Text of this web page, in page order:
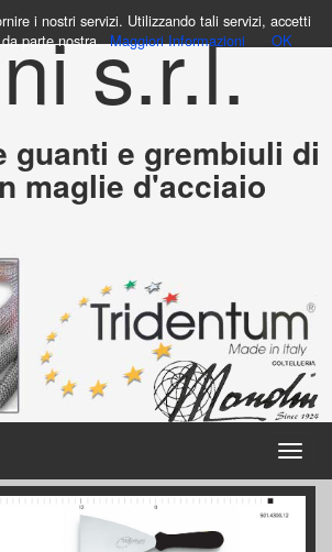
s.r.l.
guanti e grembiuli di
maglie d'acciaio
i nostri servizi. Utilizzando tali servizi, accetti
parte nostra. Maggiori Informazioni OK